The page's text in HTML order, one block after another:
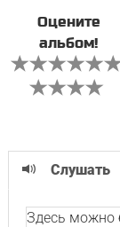
Оцените
альбом!
Слушать
Здесь можно